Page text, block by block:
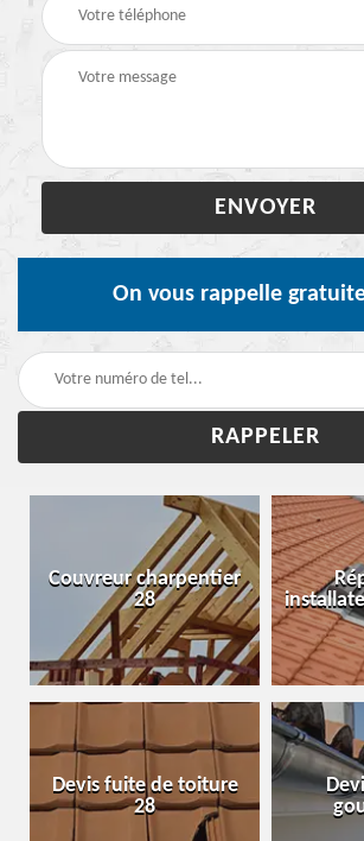
On vous rappelle
Couvreur charpentier
28
Devis fuite de toiture
28